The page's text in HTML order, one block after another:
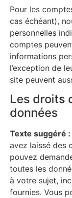
Pour les
cas échéant),
personnelles
comptes
informations
l’exception de
site peuvent
Les droits
données
Texte suggéré :
avez laissé des
pouvez
toutes les
à votre sujet,
fournies. Vous